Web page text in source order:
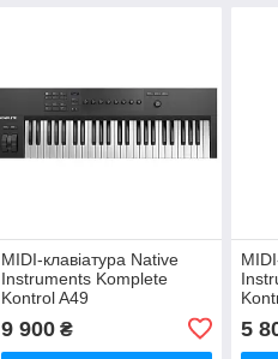
MIDI-клавіатура Native
Instruments Komplete
Kontrol A49
9 900₴ 5